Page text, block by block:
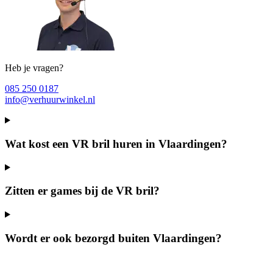
Heb je vragen?
085 250 0187
info@verhuurwinkel.nl
Wat kost een VR bril huren in Vlaardingen?
Zitten er games bij de VR bril?
Wordt er ook bezorgd buiten Vlaardingen?